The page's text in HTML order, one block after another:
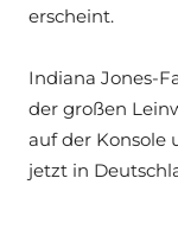
erscheint.
Indiana Jones-
der großen
auf der Konsole
jetzt in